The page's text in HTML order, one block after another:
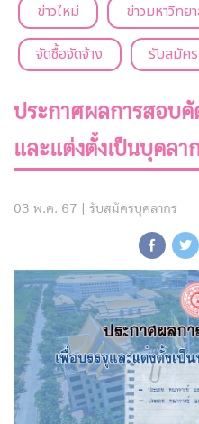
ข่าวใหม่ ข่าวมหาวิทย
จัดซื้อจัดจ้าง
รับสมัค
ประกาศผลการสอบคั
และแต่งตั้งเป็นบุคลา
03 พ.ค. 67 | รับสมัครบุคลากร